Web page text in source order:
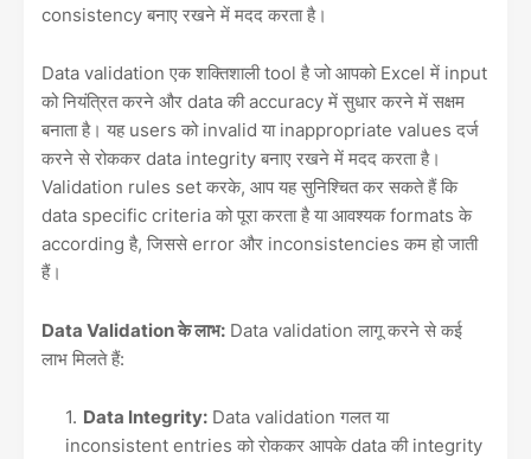
consistency बनाए रखने में मदद करता है।
Data validation एक शक्तिशाली tool है जो आपको Excel में input
को नियंत्रित करने और data की accuracy में सुधार करने में सक्षम
बनाता है। यह users को invalid या inappropriate values दर्ज
करने से रोककर data integrity बनाए रखने में मदद करता है।
Validation rules set करके, आप यह सुनिश्चित कर सकते हैं कि
data specific criteria को पूरा करता है या आवश्यक formats के
according है, जिससे error और inconsistencies कम हो जाती
हैं।
Data Validation के लाभ: Data validation लागू करने से कई
लाभ मिलते हैं:
Data Integrity: Data validation गलत या
inconsistent entries को रोककर आपके data की integrity